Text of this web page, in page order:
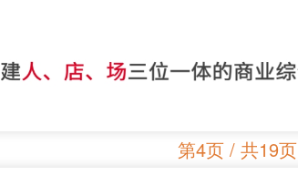
第4页 / 共19页